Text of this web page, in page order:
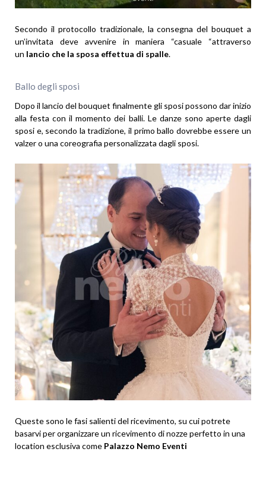
Secondo il protocollo tradizionale, la consegna del bouquet a
un’invitata deve avvenire in maniera “casuale “attraverso
un lancio che la sposa effettua di spalle.
Ballo degli sposi
Dopo il lancio del bouquet finalmente gli sposi possono dar inizio
alla festa con il momento dei balli. Le danze sono aperte dagli
sposi e, secondo la tradizione, il primo ballo dovrebbe essere un
valzer o una coreografia personalizzata dagli sposi.
Queste sono le fasi salienti del ricevimento, su cui potrete
basarvi per organizzare un ricevimento di nozze perfetto in una
location esclusiva come Palazzo Nemo Eventi